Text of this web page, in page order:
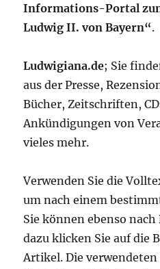
Informations-Portal
Ludwig II. von Bayern“.
Ludwigiana.de; Sie
aus der Presse,
Bücher, Zeitschriften,
Ankündigungen von
vieles mehr.
Verwenden Sie die
um nach einem
Sie können ebenso nach
dazu klicken Sie auf die
Artikel. Die